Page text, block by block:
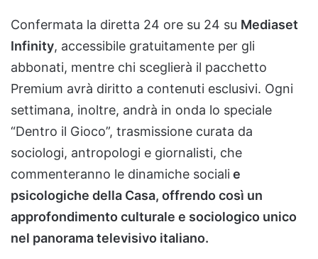
Confermata la diretta 24 ore su 24 su Mediaset
Infinity, accessibile gratuitamente per gli
abbonati, mentre chi sceglierà il pacchetto
Premium avrà diritto a contenuti esclusivi. Ogni
settimana, inoltre, andrà in onda lo speciale
“Dentro il Gioco”, trasmissione curata da
sociologi, antropologi e giornalisti, che
commenteranno le dinamiche sociali e
psicologiche della Casa, offrendo così un
approfondimento culturale e sociologico unico
nel panorama televisivo italiano.